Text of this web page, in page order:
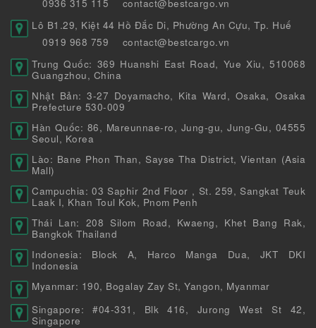
0936 315 115
contact@bestcargo.vn
Lô B1.29, Kiệt 44 Hồ Đắc Di, Phường An Cựu, Tp. Huế
0919 968 759
contact@bestcargo.vn
Trung Quốc: 369 Huanshi East Road, Yue Xiu, 510068
Guangzhou, China
Nhật Bản: 3-27 Doyamacho, Kita Ward, Osaka, Osaka
Prefecture 530-009
Hàn Quốc: 86, Mareunnae-ro, Jung-gu, Jung-Gu, 04555
Seoul, Korea
Lào: Bane Phon Than, Sayse Tha District, Vientan (Asia
Mall)
Campuchia: 03 Saphir 2nd Floor , St. 259, Sangkat Teuk
Laak I, Khan Toul Kok, Pnom Penh
Thái Lan: 208 Silom Road, Kwaeng, Khet Bang Rak,
Bangkok Thailand
Indonesia: Block A, Harco Manga Dua, JKT DKI
Indonesia
Myanmar: 190, Bogalay Zay St, Yangon, Myanmar
Singapore: #04-331, Blk 416, Jurong West St 42,
Singapore